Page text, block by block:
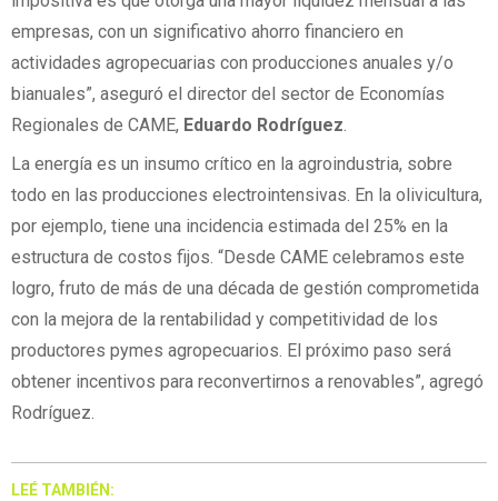
empresas, con un significativo ahorro financiero en
actividades agropecuarias con producciones anuales y/o
bianuales”, aseguró el director del sector de Economías
Regionales de CAME, Eduardo Rodríguez.
La energía es un insumo crítico en la agroindustria, sobre
todo en las producciones electrointensivas. En la olivicultura,
por ejemplo, tiene una incidencia estimada del 25% en la
estructura de costos fijos. “Desde CAME celebramos este
logro, fruto de más de una década de gestión comprometida
con la mejora de la rentabilidad y competitividad de los
productores pymes agropecuarios. El próximo paso será
obtener incentivos para reconvertirnos a renovables”, agregó
Rodríguez.
LEÉ TAMBIÉN: